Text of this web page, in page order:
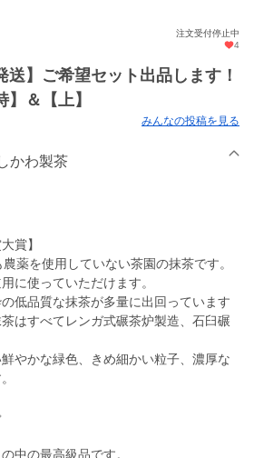
注文受付停止中
4
送】ご希望セット出品します！
＆【上】
みんなの投稿を見る
かわ製茶
賞】
薬を使用していない茶園の抹茶です。
に使っていただけます。
低品質な抹茶が多量に出回っています
はすべてレンガ式碾茶炉製造、石臼碾
やかな緑色、きめ細かい粒子、濃厚な
中の最高級品です。